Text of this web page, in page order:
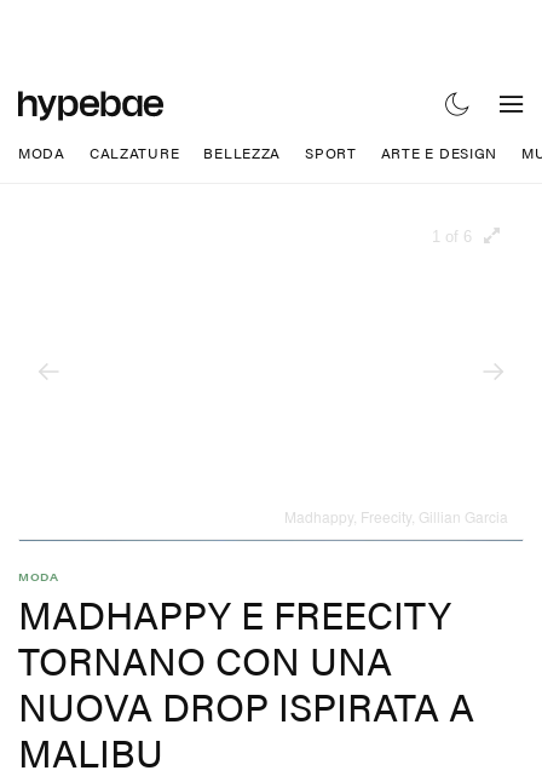
MODA CALZATURE BELLEZZA SPORT ARTE E DESIGN
1 of 6
Madhappy, Freecity, Gillian Garcia
MODA
MADHAPPY E FREECITY
TORNANO CON UNA
NUOVA DROP ISPIRATA A
MALIBU